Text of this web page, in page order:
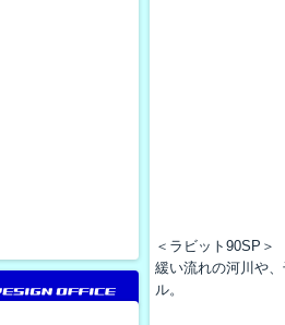
＜ラビット90SP＞
緩い流れの河川や
ル。